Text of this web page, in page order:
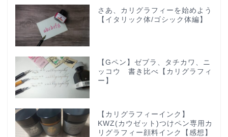
さあ、カリグラフィーを始めよう
【イタリック体/ゴシック体編】
【Gペン】ゼブラ、タチカワ、ニ
ッコウ 書き比べ【カリグラフィ
ー】
【カリグラフィーインク】
KWZ(カウゼット)つけペン専用カ
リグラフィー顔料インク【感想】